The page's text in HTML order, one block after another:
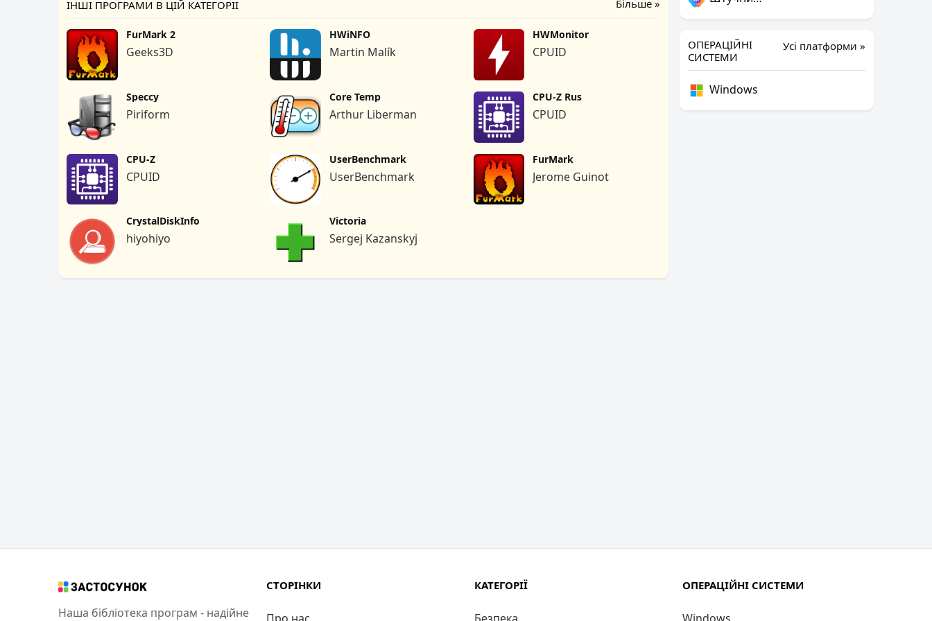
Більше »
ІНШІ ПРОГРАМИ В ЦІЙ КАТЕГОРІЇ
FurMark 2
Geeks3D
HWiNFO
Martin Malík
HWMonitor
CPUID
Speccy
Piriform
Core Temp
Arthur Liberman
CPU-Z Rus
CPUID
CPU-Z
CPUID
UserBenchmark
UserBenchmark
FurMark
Jerome Guinot
CrystalDiskInfo
hiyohiyo
Victoria
Sergej Kazanskyj
Усі платформи »
ОПЕРАЦІЙНІ
СИСТЕМИ
Windows
Наша бібліотека програм - надійне
СТОРІНКИ КАТЕГОРІЇ ОПЕРАЦІЙНІ СИСТЕМИ